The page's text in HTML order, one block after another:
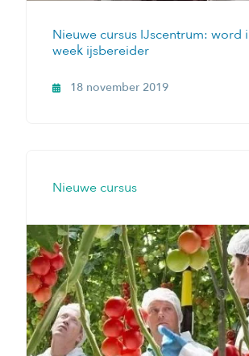
Nieuwe cursus IJscentrum: word
week ijsbereider
18 november 2019
Nieuwe cursus